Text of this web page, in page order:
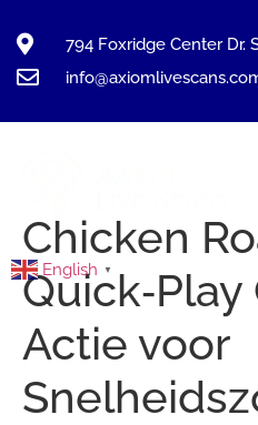
794 Foxridge Center Dr.
English ▼
Chicken
Quick‑Play
Actie voor